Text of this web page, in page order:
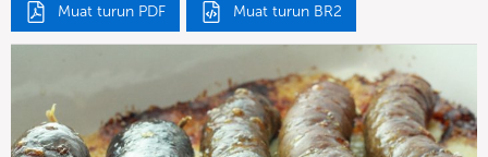
Muat turun PDF Muat turun BR2